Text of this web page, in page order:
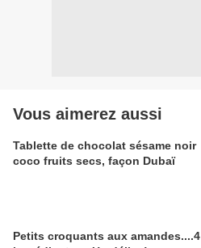
Vous aimerez aussi
Tablette de chocolat sésame noir
coco fruits secs, façon Dubaï
Petits croquants aux amandes....4